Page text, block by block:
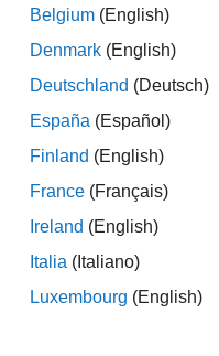
ハードウェアに接続
リアル デバイス
ハードウェアに接続
インターフェイス
Belgium (English)
Denmark (English)
Deutschland (Deutsch)
España (Español)
Finland (English)
France (Français)
Ireland (English)
Italia (Italiano)
Luxembourg (English)